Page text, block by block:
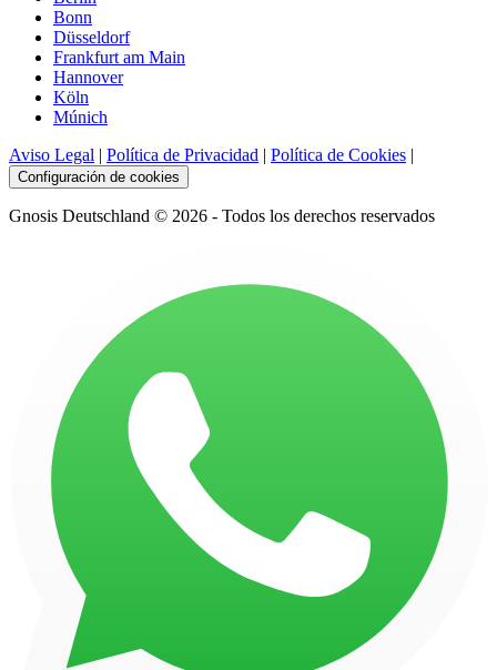
Bonn
Düsseldorf
Frankfurt am Main
Hannover
Köln
Múnich
Aviso Legal | Política de Privacidad | Política de Cookies |
Configuración de cookies
Gnosis Deutschland © 2026 - Todos los derechos reservados